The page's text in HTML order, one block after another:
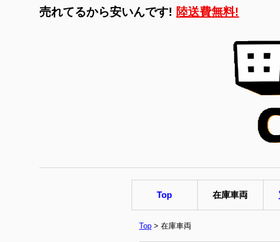
売れてるから安いんです! 陸送費無料!
Top 在庫車両
Top > 在庫車両